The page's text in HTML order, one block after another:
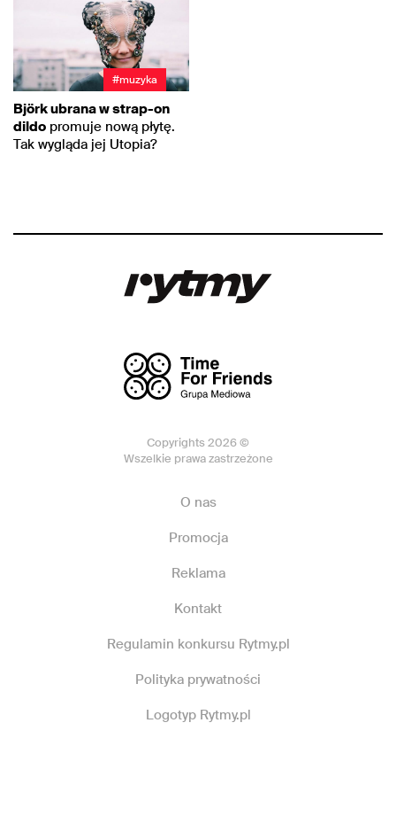
#muzyka
Björk ubrana w strap-on
dildo promuje nową płytę.
Tak wygląda jej Utopia?
Copyrights 2026 ©
Wszelkie prawa zastrzeżone
O nas
Promocja
Reklama
Kontakt
Regulamin konkursu Rytmy.pl
Polityka prywatności
Logotyp Rytmy.pl